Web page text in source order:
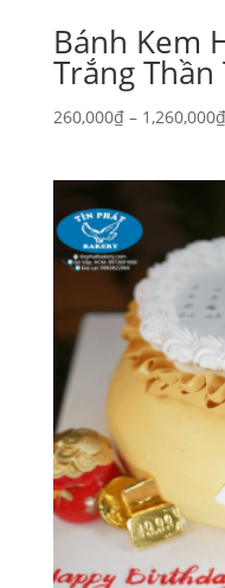
Bánh Kem
Trắng Thần
260,000₫ – 1,260,000₫